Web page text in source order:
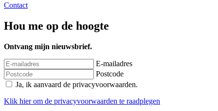
Contact
Hou me op de hoogte
Ontvang mijn nieuwsbrief.
E-mailadres
Postcode
Ja, ik aanvaard de privacyvoorwaarden.
Klik hierom de privacyvoorwaarden te raadplegen